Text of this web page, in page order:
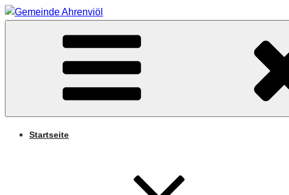
Zum
GEMEINDE AHRENVIÖL
Startseite